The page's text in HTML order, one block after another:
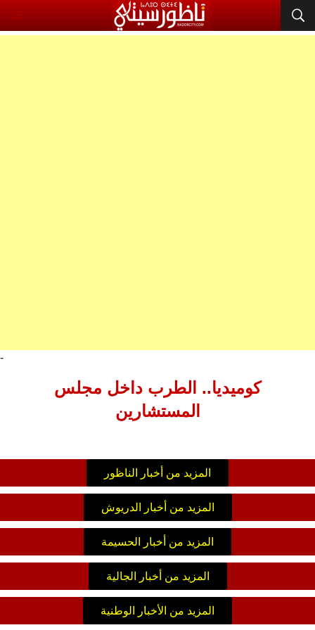
-
كوميديا.. الطرب داخل مجلس
المستشارين
المزيد من أخبار الناظور
المزيد من أخبار الدريوش
المزيد من أخبار الحسيمة
المزيد من أخبار الجالية
المزيد من الأخبار الوطنية